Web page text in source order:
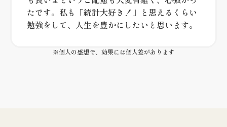
たです。私も「統計大好き！」と思えるくらい
勉強をして、人生を豊かにしたいと思います。
※個人の感想で、効果には個人差があります